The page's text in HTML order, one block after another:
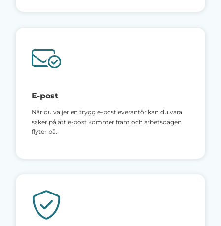
E-post
När du väljer en trygg e-postleverantör kan du vara
säker på att e-post kommer fram och arbetsdagen
flyter på.